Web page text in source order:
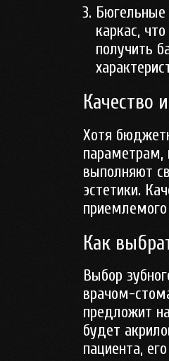
Бюгельные
каркас,
получить
Качество
Хотя
параметрам,
выполняют
эстетики.
Как
Выбор
врачом-
предложит
будет
пациента,